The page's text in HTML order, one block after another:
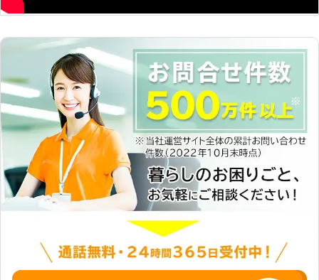
制の一律料金でサービスを承っていま
ることが可能です。また、ハウスクリ
ーニング業もおこなっていることか
ら、本格的なクリーニングが必要な場
合にも対応ができます。「ひとりで家
事をするのは大変」というとき、家事
代行を大阪で依頼するなら当店にご相
談ください。 ☆女性スタッフ在籍！
女性の1人暮らしも安心してください
家事代行となると、お客様の大切な家
に上がり、生活に足を踏み入れること
になります。プライバシーの問題や
「同性のスタッフの方が気が楽」とい
う場合もあるかと思います。そんなと
きには、当店には女性スタッフも在籍
しているため、ご要望があれば同性の
スタッフを派遣することも可能です。